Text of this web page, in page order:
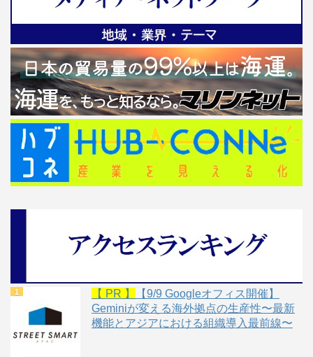
【 PR 】
【9/9 Googleオフィス開催】
Geminiが変える海外拠点の生産性〜最新
機能とアジアにおける組織導入最前線〜